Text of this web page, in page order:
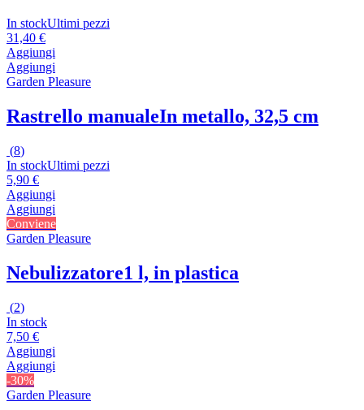
In stockUltimi pezzi
31,40 €
Aggiungi
Aggiungi
Garden Pleasure
Rastrello manualeIn metallo, 32,5 cm
(8)
In stockUltimi pezzi
5,90 €
Aggiungi
Aggiungi
Conviene
Garden Pleasure
Nebulizzatore1 l, in plastica
(2)
In stock
7,50 €
Aggiungi
Aggiungi
-30%
Garden Pleasure